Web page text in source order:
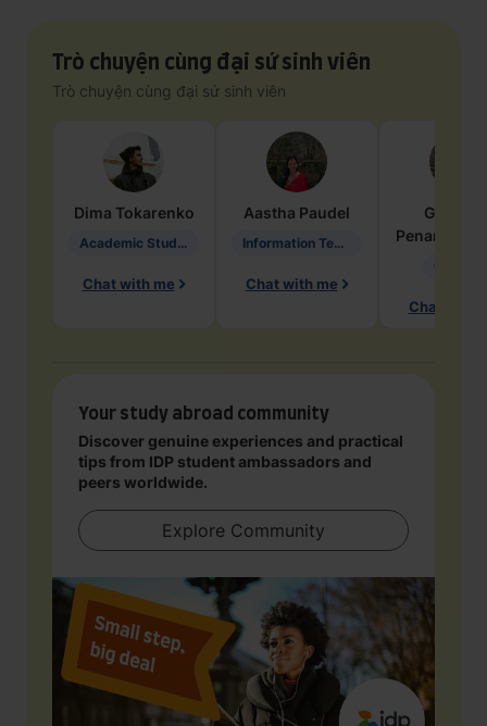
Trò chuyện cùng đại sứ sinh viên
Trò chuyện cùng đại sứ sinh viên
Dima Tokarenko
Academic Studies in Education
Chat with me
Aastha Paudel
Information Technology
Chat with me
Penarete
Chat with
Your study abroad community
Discover genuine experiences and practical
tips from IDP student ambassadors and
peers worldwide.
Explore Community